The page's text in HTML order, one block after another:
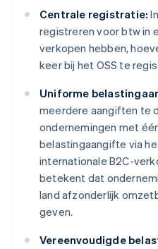
Centrale registratie:
registreren voor btw in
verkopen hebben,
keer bij het OSS te
Uniforme
meerdere aangiften te
ondernemingen met
belastingaangifte via
internationale B2C-
betekent dat
land afzonderlijk
geven.
Vereenvoudigde